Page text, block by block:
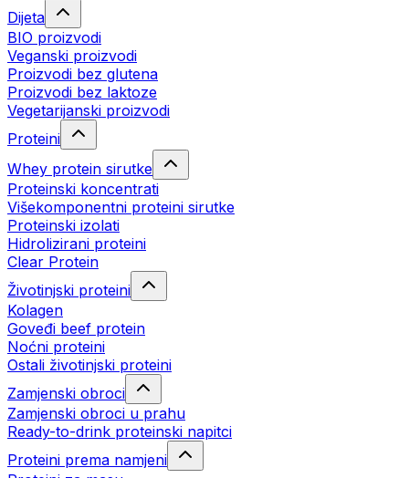
Dijeta
BIO proizvodi
Veganski proizvodi
Proizvodi bez glutena
Proizvodi bez laktoze
Vegetarijanski proizvodi
Proteini
Whey protein sirutke
Proteinski koncentrati
Višekomponentni proteini sirutke
Proteinski izolati
Hidrolizirani proteini
Clear Protein
Životinjski proteini
Kolagen
Goveđi beef protein
Noćni proteini
Ostali životinjski proteini
Zamjenski obroci
Zamjenski obroci u prahu
Ready-to-drink proteinski napitci
Proteini prema namjeni